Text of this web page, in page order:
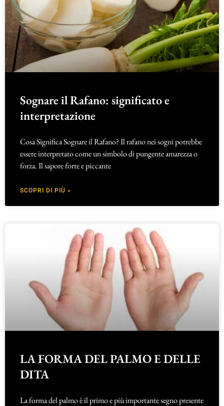
Sognare il Rafano: significato e
interpretazione
Cosa Significa Sognare il Rafano? Il rafano nei sogni potrebbe
essere interpretato come un simbolo di pungente amarezza o
forza. Il sapore forte e piccante
SCOPRI DI PIÙ »
LA FORMA DEL PALMO E DELLE
DITA
La forma del palmo è il primo e più importante segno presente